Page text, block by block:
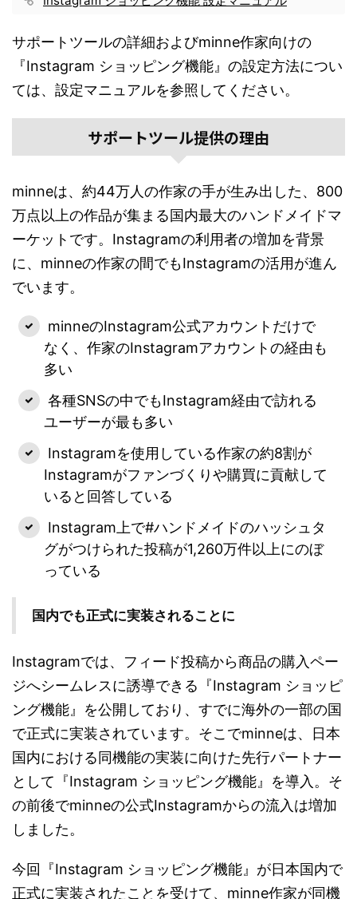
サポートツールの詳細およびminne作家向けの
『Instagram ショッピング機能』の設定方法につい
ては、設定マニュアルを参照してください。
サポートツール提供の理由
minneは、約44万人の作家の手が生み出した、800
万点以上の作品が集まる国内最大のハンドメイドマ
ーケットです。Instagramの利用者の増加を背景
に、minneの作家の間でもInstagramの活用が進ん
でいます。
minneのInstagram公式アカウントだけで
なく、作家のInstagramアカウントの経由も
多い
各種SNSの中でもInstagram経由で訪れる
ユーザーが最も多い
Instagramを使用している作家の約8割が
Instagramがファンづくりや購買に貢献して
いると回答している
Instagram上で#ハンドメイドのハッシュタ
グがつけられた投稿が1,260万件以上にのぼ
っている
国内でも正式に実装されることに
Instagramでは、フィード投稿から商品の購入ペー
ジへシームレスに誘導できる『Instagram ショッピ
ング機能』を公開しており、すでに海外の一部の国
で正式に実装されています。そこでminneは、日本
国内における同機能の実装に向けた先行パートナー
として『Instagram ショッピング機能』を導入。そ
の前後でminneの公式Instagramからの流入は増加
しました。
今回『Instagram ショッピング機能』が日本国内で
正式に実装されたことを受けて、minne作家が同機